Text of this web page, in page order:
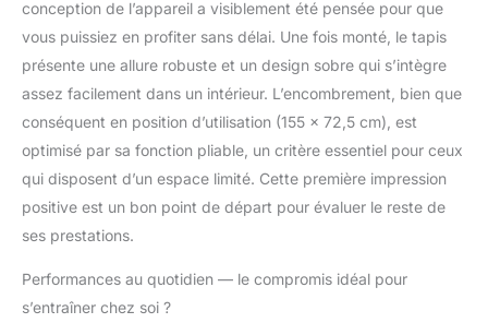
: Ce tapis de course
inclinable à 15°
possède un cadre
réglable et un moteur
pointe de 16km/h. Doté
d’une surface de
course à 5 couches et
de 6 zones
d'amortissement, il
𝗗𝗘 𝗦𝗣𝗢𝗥𝗧 𝟮.𝟬 : Ce
conception de l’appareil a visiblement été pensée pour que
vous puissiez en profiter sans délai. Une fois monté, le tapis
présente une allure robuste et un design sobre qui s’intègre
assez facilement dans un intérieur. L’encombrement, bien que
conséquent en position d’utilisation (155 x 72,5 cm), est
optimisé par sa fonction pliable, un critère essentiel pour ceux
qui disposent d’un espace limité. Cette première impression
positive est un bon point de départ pour évaluer le reste de
ses prestations.
Performances au quotidien — le compromis idéal pour
s’entraîner chez soi ?